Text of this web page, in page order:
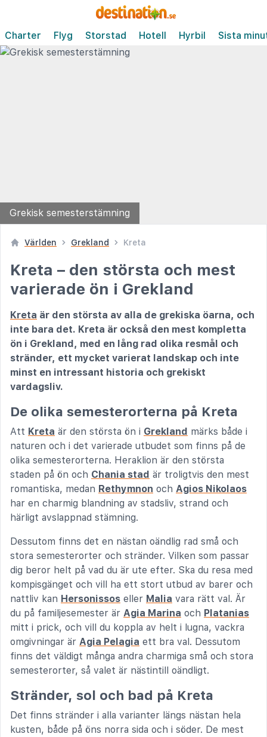
Charter Flyg Storstad Hotell Hyrbil Sista
Grekisk semesterstämning
Världen Grekland Kreta
Kreta – den största och mest
varierade ön i Grekland
Kreta är den största av alla de grekiska öarna, och
inte bara det. Kreta är också den mest kompletta
ön i Grekland, med en lång rad olika resmål och
stränder, ett mycket varierat landskap och inte
minst en intressant historia och grekiskt
vardagsliv.
De olika semesterorterna på Kreta
Att Kreta är den största ön i Grekland märks både i
naturen och i det varierade utbudet som finns på de
olika semesterorterna. Heraklion är den största
staden på ön och Chania stad är troligtvis den mest
romantiska, medan Rethymnon och Agios Nikolaos
har en charmig blandning av stadsliv, strand och
härligt avslappnad stämning.
Dessutom finns det en nästan oändlig rad små och
stora semesterorter och stränder. Vilken som passar
dig beror helt på vad du är ute efter. Ska du resa med
kompisgänget och vill ha ett stort utbud av barer och
nattliv kan Hersonissos eller Malia vara rätt val. Är
du på familjesemester är Agia Marina och Platanias
mitt i prick, och vill du koppla av helt i lugna, vackra
omgivningar är Agia Pelagia ett bra val. Dessutom
finns det väldigt många andra charmiga små och stora
semesterorter, så valet är nästintill oändligt.
Stränder, sol och bad på Kreta
Det finns stränder i alla varianter längs nästan hela
kusten, både på öns norra sida och i söder. De mest